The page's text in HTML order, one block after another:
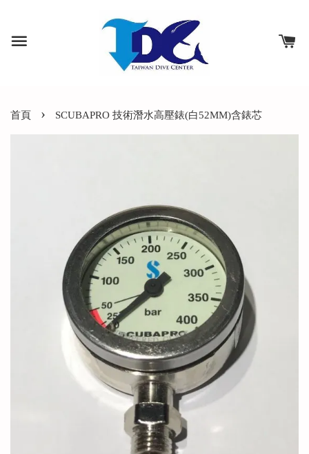
首頁 › SCUBAPRO 技術潛水高壓錶(白52MM)含錶芯